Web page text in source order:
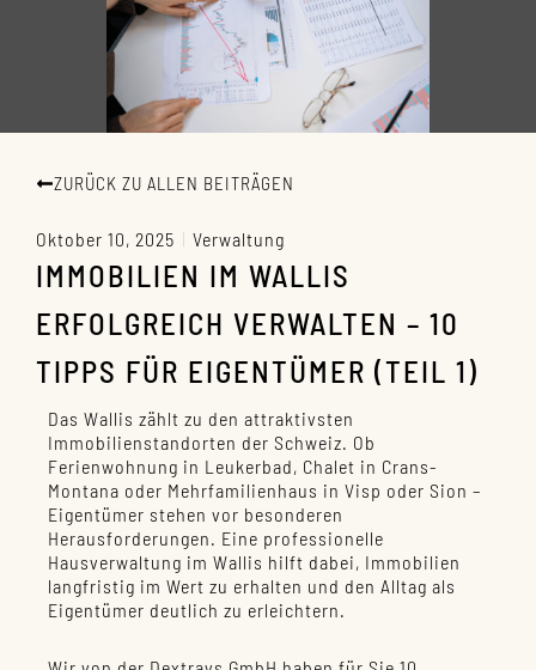
ZURÜCK ZU ALLEN BEITRÄGEN
Oktober 10, 2025 Verwaltung
IMMOBILIEN IM WALLIS
ERFOLGREICH VERWALTEN – 10
TIPPS FÜR EIGENTÜMER (TEIL 1)
Das Wallis zählt zu den attraktivsten
Immobilienstandorten der Schweiz. Ob
Ferienwohnung in Leukerbad, Chalet in Crans-
Montana oder Mehrfamilienhaus in Visp oder Sion –
Eigentümer stehen vor besonderen
Herausforderungen. Eine professionelle
Hausverwaltung im Wallis hilft dabei, Immobilien
langfristig im Wert zu erhalten und den Alltag als
Eigentümer deutlich zu erleichtern.